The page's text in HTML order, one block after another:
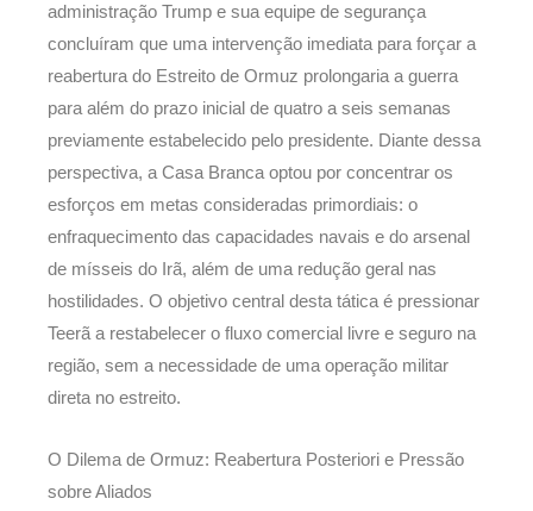
administração Trump e sua equipe de segurança
concluíram que uma intervenção imediata para forçar a
reabertura do Estreito de Ormuz prolongaria a guerra
para além do prazo inicial de quatro a seis semanas
previamente estabelecido pelo presidente. Diante dessa
perspectiva, a Casa Branca optou por concentrar os
esforços em metas consideradas primordiais: o
enfraquecimento das capacidades navais e do arsenal
de mísseis do Irã, além de uma redução geral nas
hostilidades. O objetivo central desta tática é pressionar
Teerã a restabelecer o fluxo comercial livre e seguro na
região, sem a necessidade de uma operação militar
direta no estreito.
O Dilema de Ormuz: Reabertura Posteriori e Pressão
sobre Aliados